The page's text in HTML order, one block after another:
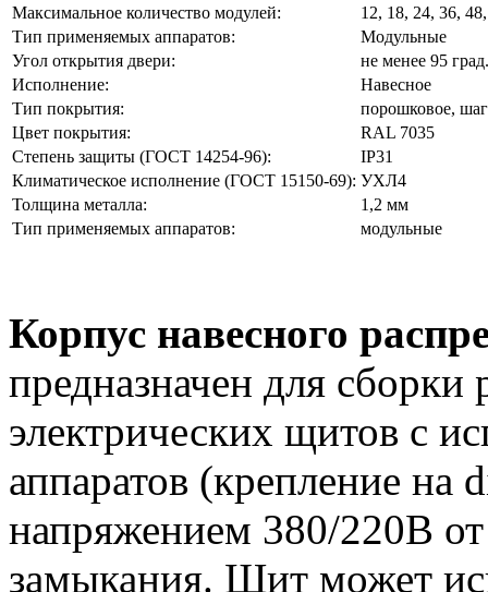
Максимальное количество модулей:
12, 18, 24, 36,
Тип применяемых аппаратов:
Модульные
Угол открытия двери:
не менее 95 град.
Исполнение:
Навесное
Тип покрытия:
порошковое,
Цвет покрытия:
RAL 7035
Степень защиты (ГОСТ 14254-96):
IP31
Климатическое исполнение (ГОСТ 15150-69): УХЛ4
Толщина металла:
1,2 мм
Тип применяемых аппаратов:
модульные
Корпус навесного
предназначен для сборки
электрических щитов с
аппаратов (крепление на
напряжением 380/220В от
замыкания. Щит может